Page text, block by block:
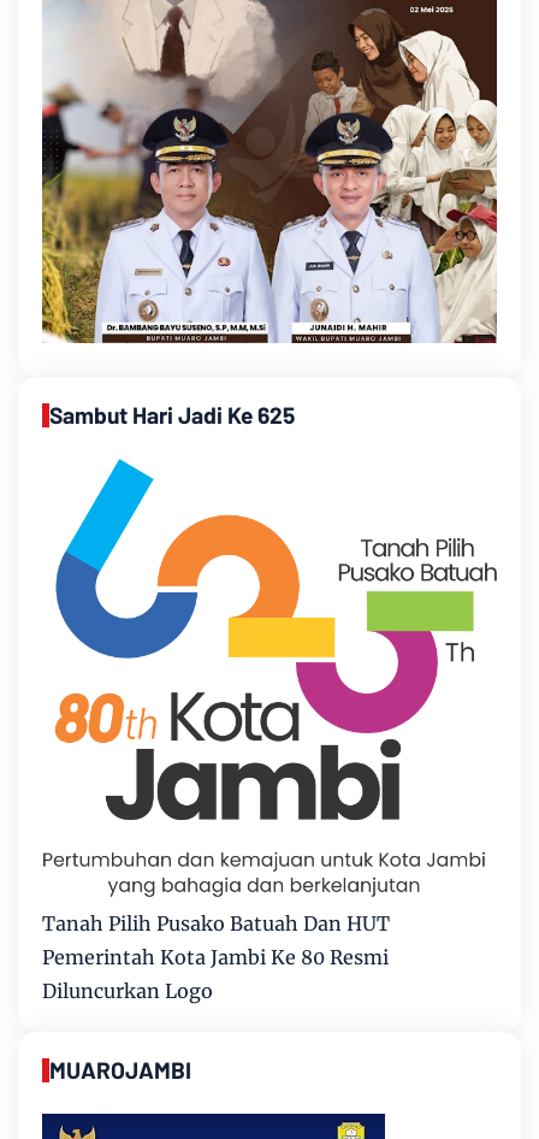
Sambut Hari Jadi Ke 625
Tanah Pilih Pusako Batuah Dan HUT
Pemerintah Kota Jambi Ke 80 Resmi
Diluncurkan Logo
MUAROJAMBI